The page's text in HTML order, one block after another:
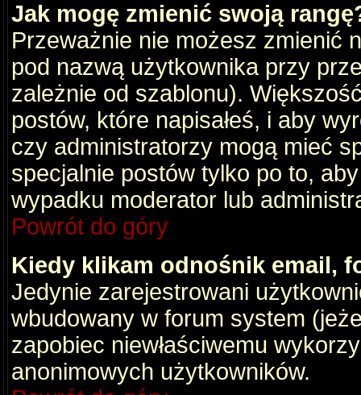
Jak mogę zmienić swoją
Przeważnie nie możesz zmienić
pod nazwą użytkownika przy
zależnie od szablonu).
postów, które napisałeś, i aby
czy administratorzy mogą mieć
specjalnie postów tylko po to,
wypadku moderator lub
Powrót do góry
Kiedy klikam odnośnik email,
Jedynie zarejestrowani
wbudowany w forum system
zapobiec niewłaściwemu
anonimowych użytkowników.